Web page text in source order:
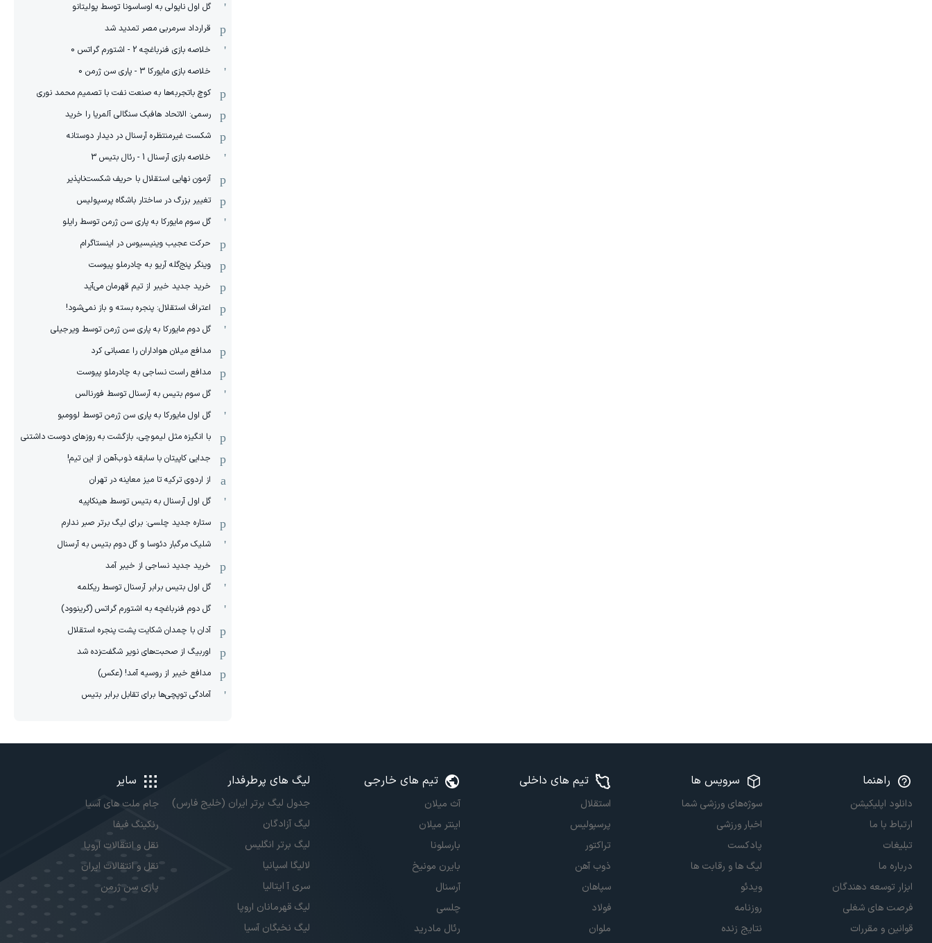
گل اول ناپولی به اوساسونا توسط پولیتانو
قرارداد سرمربی مصر تمدید شد
خلاصه بازی فنرباغچه 2 - اشتورم گراتس 0
خلاصه بازی مایورکا 3 - پاری سن ژرمن 0
کوچ باتجربه‌ها به صنعت نفت با تصمیم محمد نوری
رسمی: الاتحاد هافبک سنگالی آلمریا را خرید
شکست غیرمنتظره آرسنال در دیدار دوستانه
خلاصه بازی آرسنال 1 - رئال بتیس 3
آزمون نهایی استقلال با حریف شکست‌ناپذیر
تغییر بزرگ در ساختار باشگاه پرسپولیس
گل سوم مایورکا به پاری سن ژرمن توسط رایلو
حرکت عجیب وینیسیوس در اینستاگرام
وینگر پنج‌گله آریو به چادرملو پیوست
خرید جدید خیبر از تیم قهرمان می‌آید
اعتراف استقلال: پنجره بسته و باز نمی‌شود!
گل دوم مایورکا به پاری سن ژرمن توسط ویرجیلی
مدافع میلان هواداران را عصبانی کرد
مدافع راست نساجی به چادرملو پیوست
گل سوم بتیس به آرسنال توسط فورنالس
گل اول مایورکا به پاری سن ژرمن توسط لوومبو
با انگیزه مثل لیموچی، بازگشت به روزهای دوست داشتنی
جدایی کاپیتان با سابقه ذوب‌آهن از این تیم!
از اردوی ترکیه تا میز معاینه در تهران
گل اول آرسنال به بتیس توسط هینکاپیه
ستاره جدید چلسی: برای لیگ برتر صبر ندارم
شلیک مرگبار دئوسا و گل دوم بتیس به آرسنال
خرید جدید نساجی از خیبر آمد
گل اول بتیس برابر آرسنال توسط ریکلمه
گل دوم فنرباغچه به اشتورم گراتس (گرینوود)
آدان با چمدان شکایت پشت پنجره استقلال
اوربیگ از صحبت‌های نویر شگفت‌زده شد
مدافع خیبر از روسیه آمد! (عکس)
آمادگی توپچی‌ها برای تقابل برابر بتیس
راهنما
دانلود اپلیکیشن
ارتباط با ما
تبلیغات
درباره ما
ابزار توسعه دهندگان
فرصت های شغلی
قوانین و مقررات
سرویس ها
سوژه‌های ورزشی شما
اخبار ورزشی
پادکست
لیگ ها و رقابت ها
ویدئو
روزنامه
نتایج زنده
تیم های داخلی
استقلال
پرسپولیس
تراکتور
ذوب آهن
سپاهان
فولاد
ملوان
تیم های خارجی
آث میلان
اینتر میلان
بارسلونا
بایرن مونیخ
آرسنال
چلسی
رئال مادرید
لیگ های پرطرفدار
جدول لیگ برتر ایران (خلیج فارس)
لیگ آزادگان
لیگ برتر انگلیس
لالیگا اسپانیا
سری آ ایتالیا
لیگ قهرمانان اروپا
لیگ نخبگان آسیا
سایر
جام ملت های آسیا
رنکینگ فیفا
نقل و انتقالات اروپا
نقل و انتقالات ایران
پاری سن ژرمن